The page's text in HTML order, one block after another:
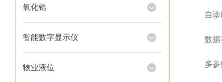
氧化锆
智能数字显示仪
物业液位
自诊断
数据存
多参数